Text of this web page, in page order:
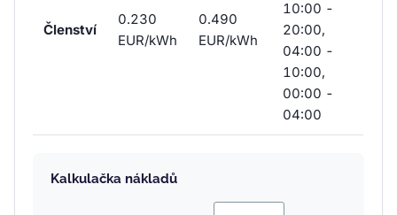
Členství
0.230
EUR/kWh
0.490
EUR/kWh
10:00 -
20:00,
04:00 -
10:00,
00:00 -
04:00
Kalkulačka nákladů